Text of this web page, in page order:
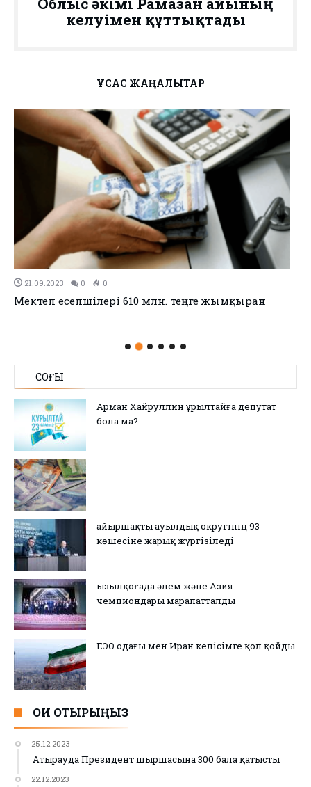
келуімен құттықтады
ҰҚСАС ЖАҢАЛЫҚТАР
21.09.2023 0 0
Мектеп есепшілері 610 млн. теңге жымқырған
СОҢҒЫ
Арман Хайруллин Құрылтайға депутат
бола ма?
Қайыршақты ауылдық округінің 93
көшесіне жарық жүргізіледі
Қызылқоғада әлем және Азия
чемпиондары марапатталды
ЕЭО одағы мен Иран келісімге қол қойды
ОҚИ ОТЫРЫҢЫЗ
25.12.2023
Атырауда Президент шыршасына 300 бала қатысты
22.12.2023